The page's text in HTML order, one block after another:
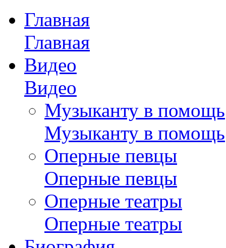
Главная
Главная
Видео
Видео
Музыканту в помощь
Музыканту в помощь
Оперные певцы
Оперные певцы
Оперные театры
Оперные театры